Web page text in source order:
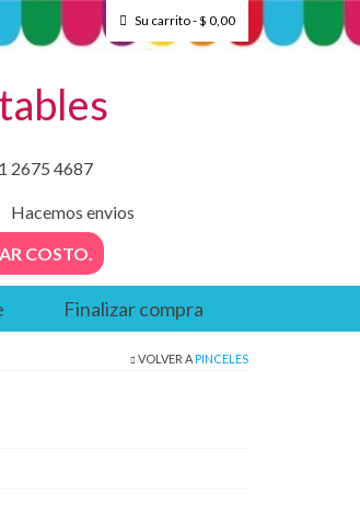
Su carrito-$ 0,00
2675 4687
Hacemos envios
COSTO.
Finalizar compra
VOLVER APINCELES